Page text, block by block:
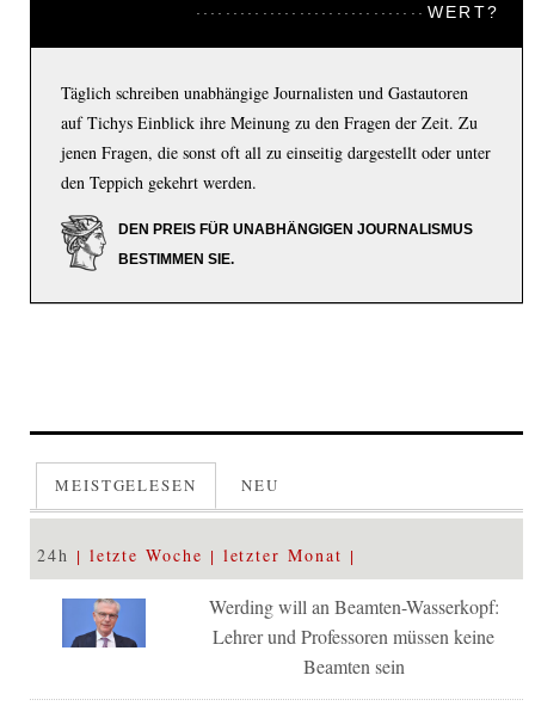
WERT?
Täglich schreiben unabhängige Journalisten und Gastautoren
auf Tichys Einblick ihre Meinung zu den Fragen der Zeit. Zu
jenen Fragen, die sonst oft all zu einseitig dargestellt oder unter
den Teppich gekehrt werden.
DEN PREIS FÜR UNABHÄNGIGEN JOURNALISMUS
BESTIMMEN SIE.
MEISTGELESEN NEU
24h letzte Woche letzter Monat
Werding will an Beamten-Wasserkopf:
Lehrer und Professoren müssen keine
Beamten sein